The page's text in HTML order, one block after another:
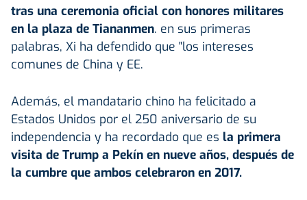
tras una ceremonia oficial con honores militares
en la plaza de Tiananmen. en sus primeras
palabras, Xi ha defendido que "los intereses
comunes de China y EE.
Además, el mandatario chino ha felicitado a
Estados Unidos por el 250 aniversario de su
independencia y ha recordado que es la primera
visita de Trump a Pekín en nueve años, después de
la cumbre que ambos celebraron en 2017.